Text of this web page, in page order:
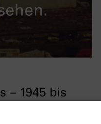
– 1945 bis